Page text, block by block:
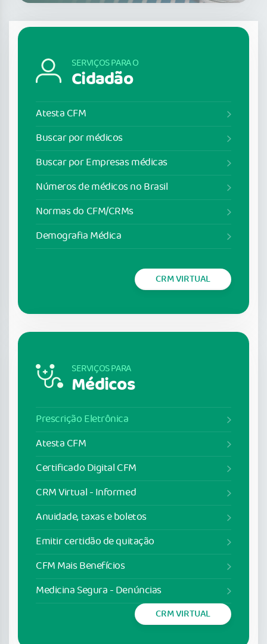
SERVIÇOS PARA O
Cidadão
Atesta CFM
Buscar por médicos
Buscar por Empresas médicas
Números de médicos no Brasil
Normas do CFM/CRMs
Demografia Médica
CRM VIRTUAL
SERVIÇOS PARA
Médicos
Prescrição Eletrônica
Atesta CFM
Certificado Digital CFM
CRM Virtual - Informed
Anuidade, taxas e boletos
Emitir certidão de quitação
CFM Mais Benefícios
Medicina Segura - Denúncias
CRM VIRTUAL